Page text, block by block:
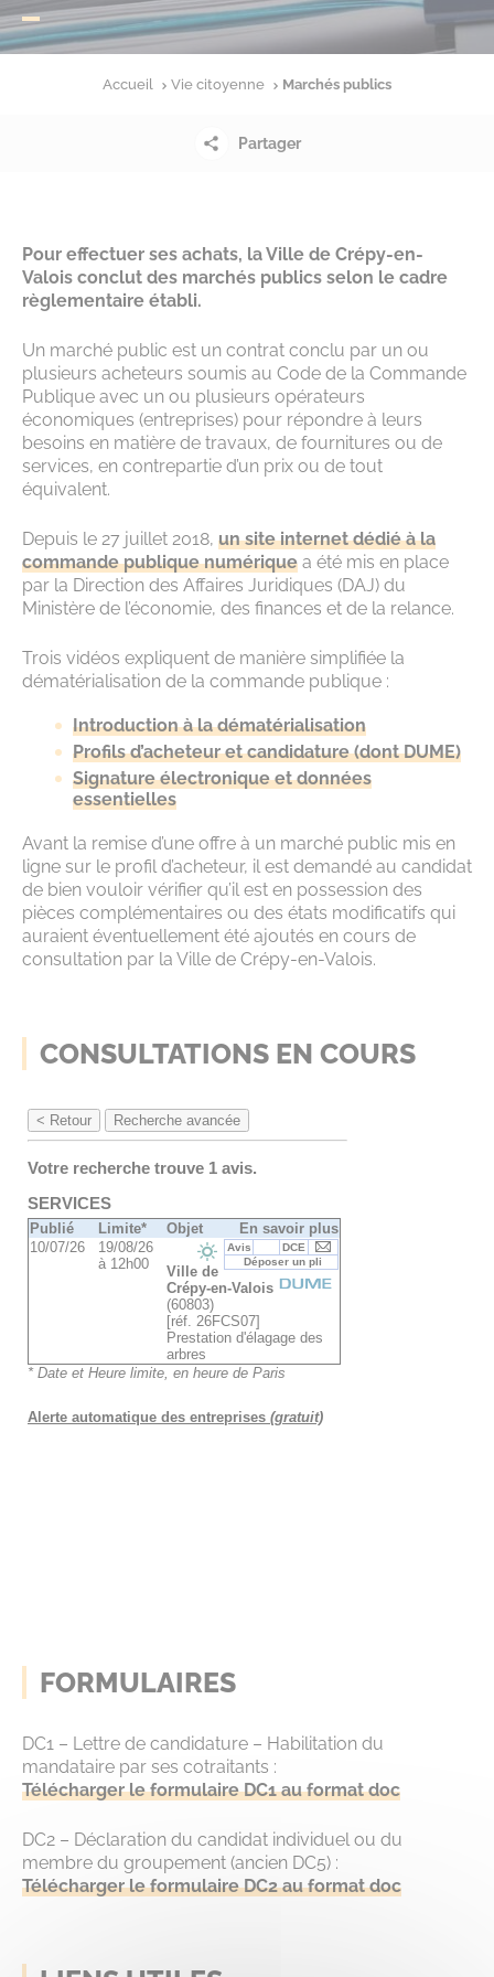
Accueil Vie citoyenne Marchés publics
Partager
Pour effectuer ses achats, la Ville de Crépy-en-
Valois conclut des marchés publics selon le cadre
règlementaire établi.
Un marché public est un contrat conclu par un ou
plusieurs acheteurs soumis au Code de la Commande
Publique avec un ou plusieurs opérateurs
économiques (entreprises) pour répondre à leurs
besoins en matière de travaux, de fournitures ou de
services, en contrepartie d’un prix ou de tout
équivalent.
Depuis le 27 juillet 2018, un site internet dédié à la
commande publique numérique a été mis en place
par la Direction des Affaires Juridiques (DAJ) du
Ministère de l’économie, des finances et de la relance.
Trois vidéos expliquent de manière simplifiée la
dématérialisation de la commande publique :
Introduction à la dématérialisation
Profils d’acheteur et candidature (dont DUME)
Signature électronique et données
essentielles
Avant la remise d’une offre à un marché public mis en
ligne sur le profil d’acheteur, il est demandé au candidat
de bien vouloir vérifier qu’il est en possession des
pièces complémentaires ou des états modificatifs qui
auraient éventuellement été ajoutés en cours de
consultation par la Ville de Crépy-en-Valois.
CONSULTATIONS EN COURS
FORMULAIRES
DC1 – Lettre de candidature – Habilitation du
mandataire par ses cotraitants :
Télécharger le formulaire DC1 au format doc
DC2 – Déclaration du candidat individuel ou du
membre du groupement (ancien DC5) :
Télécharger le formulaire DC2 au format doc